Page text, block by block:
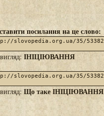
посилання на це слово:
ІНІЦІЮВАННЯ
Що таке ІНІЦІЮВАННЯ